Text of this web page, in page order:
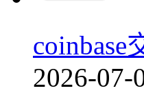
2026-07-